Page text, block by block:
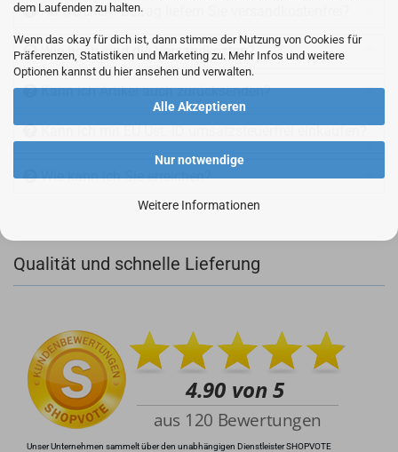
dem Laufenden zu halten.
Wenn das okay für dich ist, dann stimme der Nutzung von Cookies für
Präferenzen, Statistiken und Marketing zu. Mehr Infos und weitere
Optionen kannst du hier ansehen und verwalten.
Alle Akzeptieren
Nur notwendige
Weitere Informationen
Ab welchem Betrag liefern Sie versandkostenfrei?
Wie hoch sind die Versandkosten?
Kann ich Artikel auch zurücksenden?
Kann ich mit EU Ust.-ID umsatzsteuerfrei einkaufen?
Wie kann ich Sie erreichen?
+49 (0)4281 50 79 78 2
info@rocketronics.de
Qualität und schnelle Lieferung
Unser Unternehmen sammelt über den unabhängigen Dienstleister SHOPVOTE